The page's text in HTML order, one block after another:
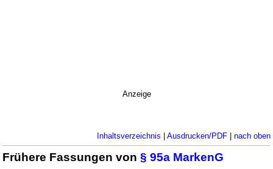
Anzeige
Inhaltsverzeichnis | Ausdrucken/PDF| nach oben
Frühere Fassungen von§ 95a MarkenG